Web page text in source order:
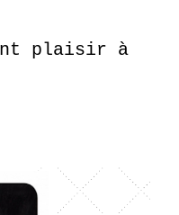
plaisir à